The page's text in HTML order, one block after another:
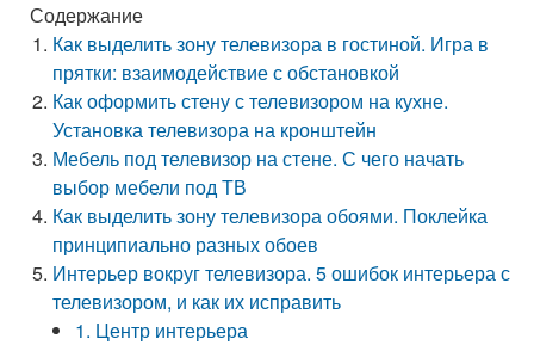
Содержание
Как выделить зону телевизора в гостиной. Игра в
прятки: взаимодействие с обстановкой
Как оформить стену с телевизором на кухне.
Установка телевизора на кронштейн
Мебель под телевизор на стене. С чего начать
выбор мебели под ТВ
Как выделить зону телевизора обоями. Поклейка
принципиально разных обоев
Интерьер вокруг телевизора. 5 ошибок интерьера с
телевизором, и как их исправить
1. Центр интерьера